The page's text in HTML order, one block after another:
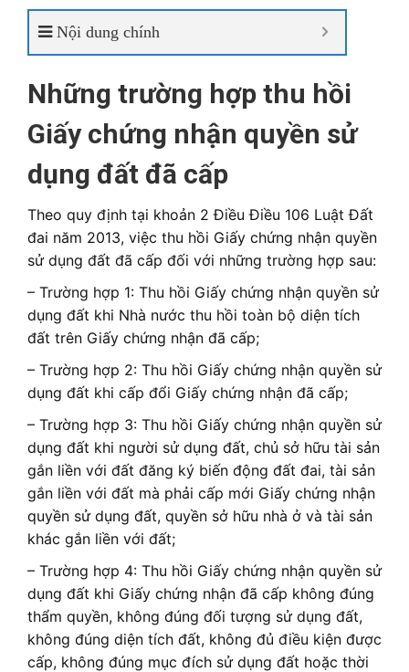
Nội dung chính
Những trường hợp thu hồi
Giấy chứng nhận quyền sử
dụng đất đã cấp
Theo quy định tại khoản 2 ĐiềuĐiều 106 Luật Đất
đai năm 2013, việc thu hồi Giấy chứng nhận quyền
sử dụng đất đã cấp đối với những trường hợp sau:
– Trường hợp 1: Thu hồi Giấy chứng nhận quyền sử
dụng đất khi Nhà nước thu hồi toàn bộ diện tích
đất trên Giấy chứng nhận đã cấp;
– Trường hợp 2: Thu hồi Giấy chứng nhận quyền sử
dụng đất khi cấp đổi Giấy chứng nhận đã cấp;
– Trường hợp 3: Thu hồi Giấy chứng nhận quyền sử
dụng đất khi người sử dụng đất, chủ sở hữu tài sản
gắn liền với đất đăng ký biến động đất đai, tài sản
gắn liền với đất mà phải cấp mới Giấy chứng nhận
quyền sử dụng đất, quyền sở hữu nhà ở và tài sản
khác gắn liền với đất;
– Trường hợp 4: Thu hồi Giấy chứng nhận quyền sử
dụng đất khi Giấy chứng nhận đã cấp không đúng
thẩm quyền, không đúng đối tượng sử dụng đất,
không đúng diện tích đất, không đủ điều kiện được
cấp, không đúng mục đích sử dụng đất hoặc thời